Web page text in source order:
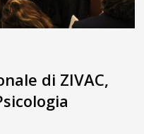
di ZIVAC,